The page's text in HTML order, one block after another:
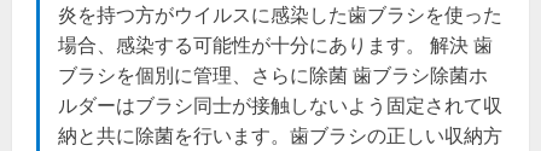
炎を持つ方がウイルスに感染した歯ブラシを使った
場合、感染する可能性が十分にあります。 解決 歯
ブラシを個別に管理、さらに除菌 歯ブラシ除菌ホ
ルダーはブラシ同士が接触しないよう固定されて収
納と共に除菌を行います。歯ブラシの正しい収納方